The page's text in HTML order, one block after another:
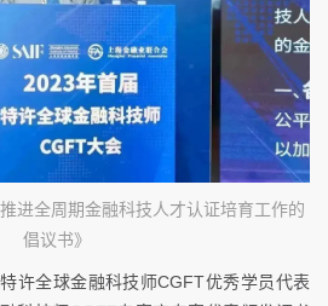
进全周期金融科技人才认证培育工作的
倡议书》
许全球金融科技师CGFT优秀学员代表